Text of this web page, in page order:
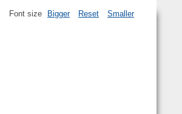
Font size Bigger Reset Smaller